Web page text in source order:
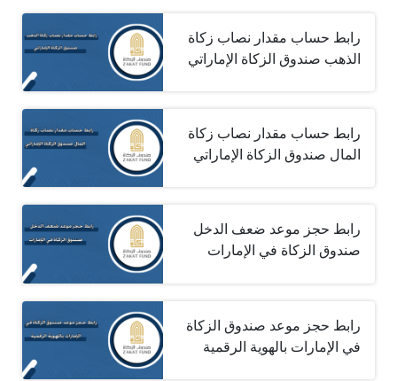
رابط حساب مقدار نصاب زكاة
الذهب صندوق الزكاة الإماراتي
رابط حساب مقدار نصاب زكاة
المال صندوق الزكاة الإماراتي
رابط حجز موعد ضعف الدخل
صندوق الزكاة في الإمارات
رابط حجز موعد صندوق الزكاة
في الإمارات بالهوية الرقمية